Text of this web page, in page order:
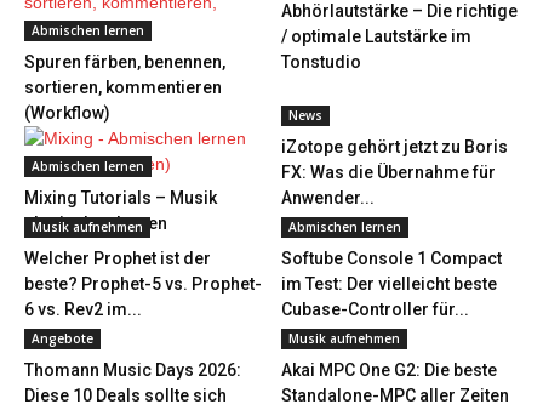
Abmischen lernen
Spuren färben, benennen,
sortieren, kommentieren
(Workflow)
Abhörlautstärke – Die richtige
/ optimale Lautstärke im
Tonstudio
Abmischen lernen
Mixing Tutorials – Musik
abmischen lernen
News
iZotope gehört jetzt zu Boris
FX: Was die Übernahme für
Anwender...
Musik aufnehmen
Welcher Prophet ist der
beste? Prophet-5 vs. Prophet-
6 vs. Rev2 im...
Abmischen lernen
Softube Console 1 Compact
im Test: Der vielleicht beste
Cubase-Controller für...
Angebote
Thomann Music Days 2026:
Diese 10 Deals sollte sich
Musik aufnehmen
Akai MPC One G2: Die beste
Standalone-MPC aller Zeiten